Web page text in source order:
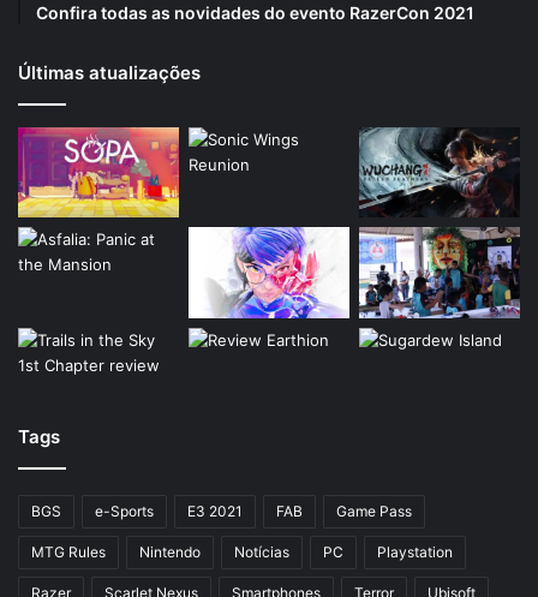
Confira todas as novidades do evento RazerCon 2021
Últimas atualizações
Tags
BGS e-Sports E3 2021 FAB Game Pass
MTG Rules Nintendo Notícias PC Playstation
Razer Scarlet Nexus Smartphones Terror Ubisoft